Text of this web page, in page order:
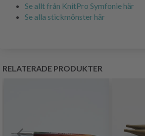
Se allt från KnitPro Symfonie här
Se alla stickmönster här
RELATERADE PRODUKTER